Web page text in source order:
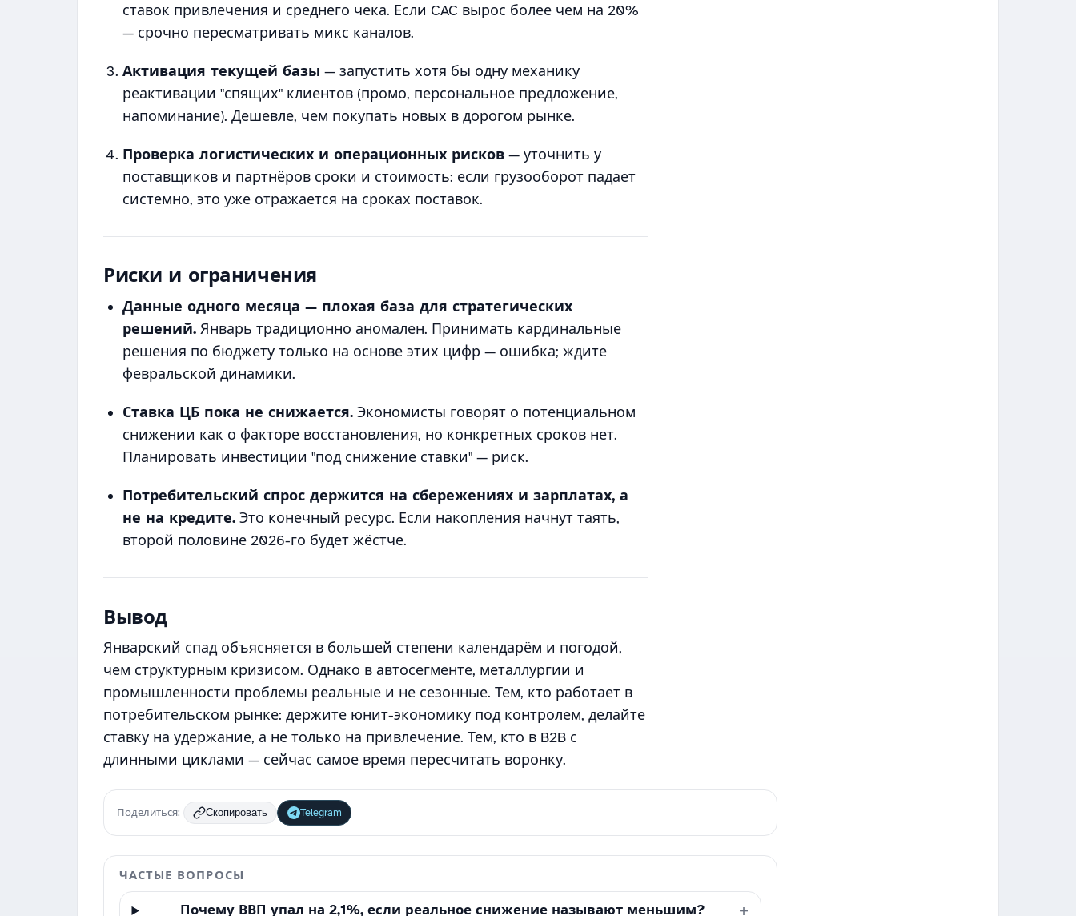
ставок привлечения и среднего чека. Если CAC вырос более чем на 20%
— срочно пересматривать микс каналов.
Активация текущей базы — запустить хотя бы одну механику
реактивации "спящих" клиентов (промо, персональное предложение,
напоминание). Дешевле, чем покупать новых в дорогом рынке.
Проверка логистических и операционных рисков — уточнить у
поставщиков и партнёров сроки и стоимость: если грузооборот падает
системно, это уже отражается на сроках поставок.
Риски и ограничения
Данные одного месяца — плохая база для стратегических
решений. Январь традиционно аномален. Принимать кардинальные
решения по бюджету только на основе этих цифр — ошибка; ждите
февральской динамики.
Ставка ЦБ пока не снижается. Экономисты говорят о потенциальном
снижении как о факторе восстановления, но конкретных сроков нет.
Планировать инвестиции "под снижение ставки" — риск.
Потребительский спрос держится на сбережениях и зарплатах, а
не на кредите. Это конечный ресурс. Если накопления начнут таять,
второй половине 2026-го будет жёстче.
Вывод
Январский спад объясняется в большей степени календарём и погодой,
чем структурным кризисом. Однако в автосегменте, металлургии и
промышленности проблемы реальные и не сезонные. Тем, кто работает в
потребительском рынке: держите юнит-экономику под контролем, делайте
ставку на удержание, а не только на привлечение. Тем, кто в B2B с
длинными циклами — сейчас самое время пересчитать воронку.
Поделиться: Скопировать Telegram
ЧАСТЫЕ ВОПРОСЫ
Почему ВВП упал на 2,1%, если реальное снижение называют меньшим?